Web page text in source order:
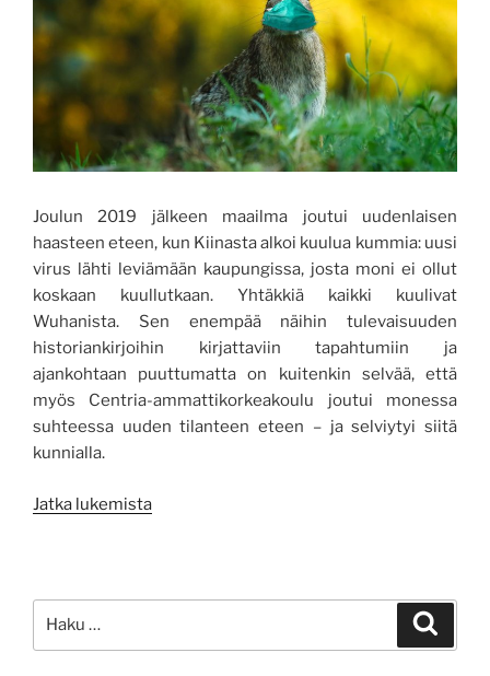
Joulun 2019 jälkeen maailma joutui uudenlaisen
haasteen eteen, kun Kiinasta alkoi kuulua kummia: uusi
virus lähti leviämään kaupungissa, josta moni ei ollut
koskaan kuullutkaan. Yhtäkkiä kaikki kuulivat
Wuhanista. Sen enempää näihin tulevaisuuden
historiankirjoihin kirjattaviin tapahtumiin ja
ajankohtaan puuttumattaon kuitenkin selvää,että
myös Centria-ammattikorkeakoulu joutui monessa
suhteessa uuden tilanteen eteen – ja selviytyi siitä
kunnialla.
Jatka lukemista”Kevät